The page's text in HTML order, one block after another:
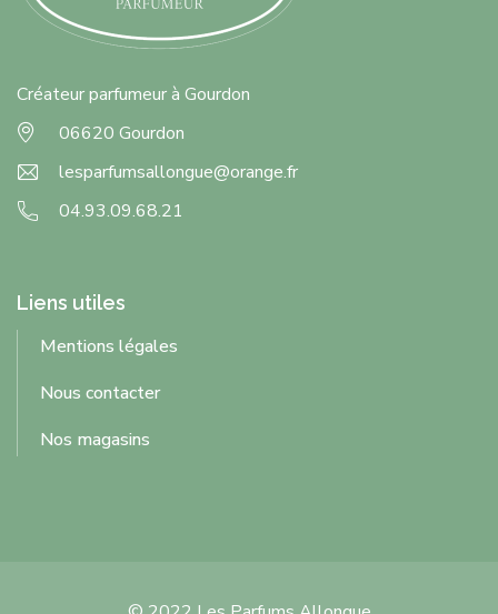
Créateur parfumeur à Gourdon
06620 Gourdon
lesparfumsallongue@orange.fr
04.93.09.68.21
Liens utiles
Mentions légales
Nous contacter
Nos magasins